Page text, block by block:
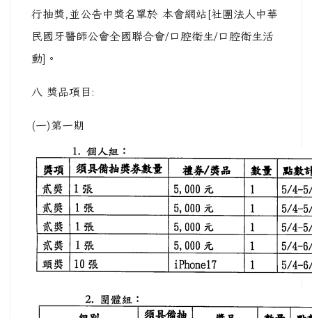
行抽獎,並公告中獎名單於 本會網站[社團法人中華
民國牙醫師公會全國聯合會/口腔衛生/口腔衛生活
動]。
八 獎品項目:
(一)第一期